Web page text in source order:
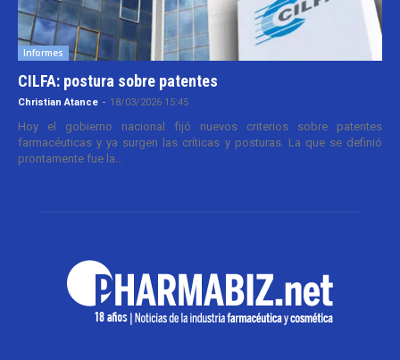
Informes
CILFA: postura sobre patentes
Christian Atance - 18/03/2026 15:45
Hoy el gobierno nacional fijó nuevos criterios sobre patentes
farmacéuticas y ya surgen las críticas y posturas. La que se definió
prontamente fue la...